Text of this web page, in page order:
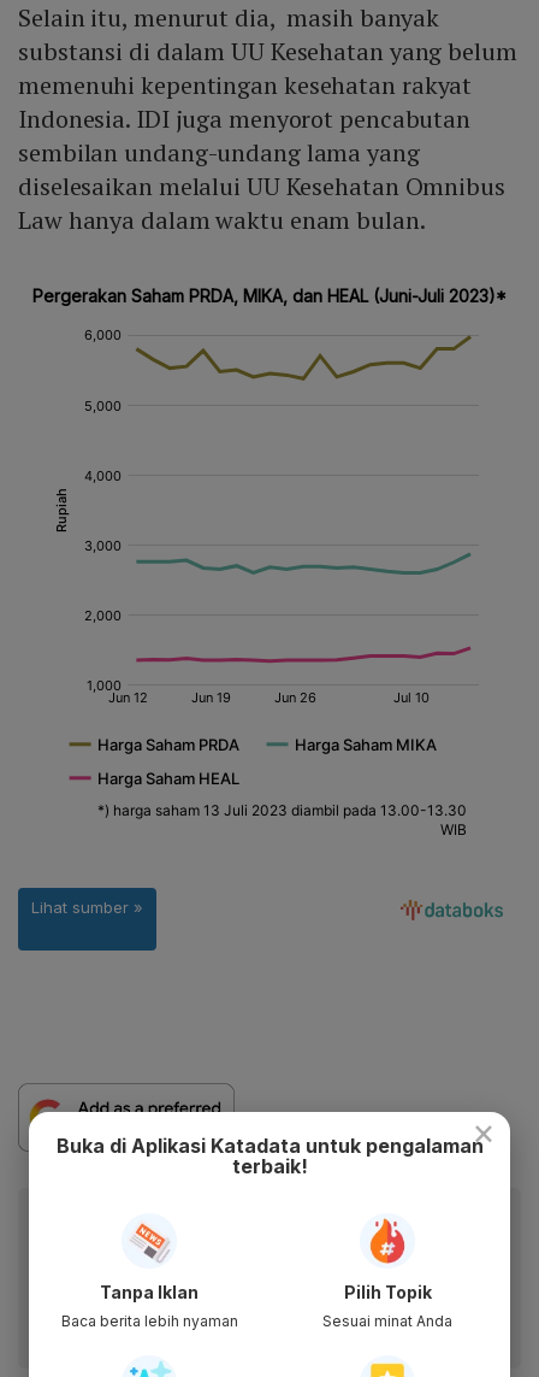
Selain itu, menurut dia, masih banyak
substansi di dalam UU Kesehatan yang belum
memenuhi kepentingan kesehatan rakyat
Indonesia. IDI juga menyorot pencabutan
sembilan undang-undang lama yang
diselesaikan melalui UU Kesehatan Omnibus
Law hanya dalam waktu enam bulan.
Baca artikel ini lewat aplikasi mobile.
Dapatkan pengalaman membaca lebih nyaman dan nikmati
×
Buka di Aplikasi Katadata untuk pengalaman
terbaik!
Tanpa Iklan
Baca berita lebih nyaman
Pilih Topik
Sesuai minat Anda